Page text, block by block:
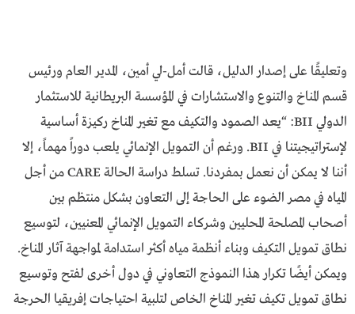
وتعليقًا على إصدار الدليل، قالت أمل-لي أمين، المدير العام ورئيس
قسم المناخ والتنوع والاستشارات في المؤسسة البريطانية للاستثمار
الدولي BII: “يعد الصمود والتكيف مع تغير المناخ ركيزة أساسية
لإستراتيجيتنا في BII. ورغم أن التمويل الإنمائي يلعب دوراً مهماً، إلا
أننا لا يمكن أن نعمل بمفردنا. تسلط دراسة الحالة CARE من أجل
المياه في مصر الضوء على الحاجة إلى التعاون بشكل منتظم بين
أصحاب المصلحة المحليين وشركاء التمويل الإنمائي المعنيين، لتوسيع
نطاق تمويل التكيف وبناء أنظمة مياه أكثر استدامة لمواجهة آثار المناخ.
ويمكن أيضًا تكرار هذا النموذج التعاوني في دول أخرى لفتح وتوسيع
نطاق تمويل تكيف تغير المناخ الخاص لتلبية احتياجات إفريقيا الحرجة